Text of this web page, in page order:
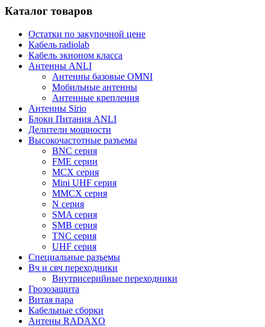
Каталог товаров
Остатки по закупочной цене
Кабель radiolab
Кабель экноном класса
Антенны ANLI
Антенны базовые OMNI
Мобильные антенны
Антенные крепления
Антенны Sirio
Блоки Питания ANLI
Делители мощности
Высокочастотные разъемы
BNC серия
FME серии
MCX серия
Mini UHF серия
MMCX серия
N серия
SMA серия
SMB серия
TNC серия
UHF серия
Специальные разъемы
Вч и свч переходники
Внутрисерийные переходники
Грозозащита
Витая пара
Кабельные сборки
Антены RADAXO